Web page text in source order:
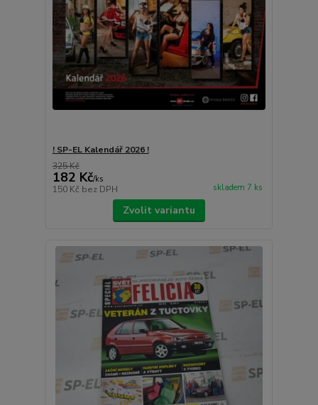
! SP-EL Kalendář 2026 !
325 Kč
182 Kč/ks
150 Kč bez DPH skladem 7 ks
Zvolit variantu